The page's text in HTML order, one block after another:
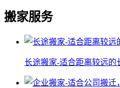
搬家服务
长途搬家-适合距离较远的